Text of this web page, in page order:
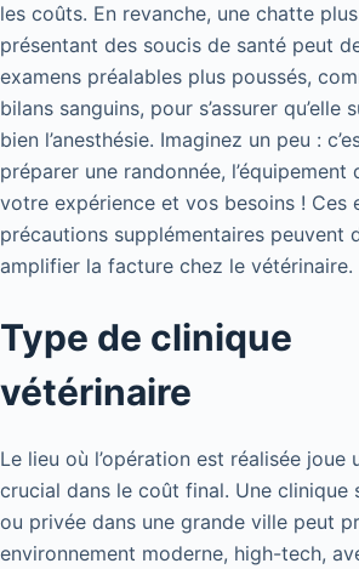
les coûts. En revanche, une chatte
présentant des soucis de santé peut
examens préalables plus poussés,
bilans sanguins, pour s’assurer qu’elle
bien l’anesthésie. Imaginez un peu :
préparer une randonnée, l’équipement
votre expérience et vos besoins ! Ces
précautions supplémentaires peuvent
amplifier la facture chez le vétérinaire.
Type de clinique
vétérinaire
Le lieu où l’opération est réalisée joue
crucial dans le coût final. Une clinique
ou privée dans une grande ville peut
environnement moderne, high-tech,